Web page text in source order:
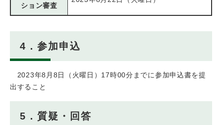
ション審査
4．参加申込
2023年8月8日（火曜日）17時00分までに参加申込書を提
出すること
5．質疑・回答